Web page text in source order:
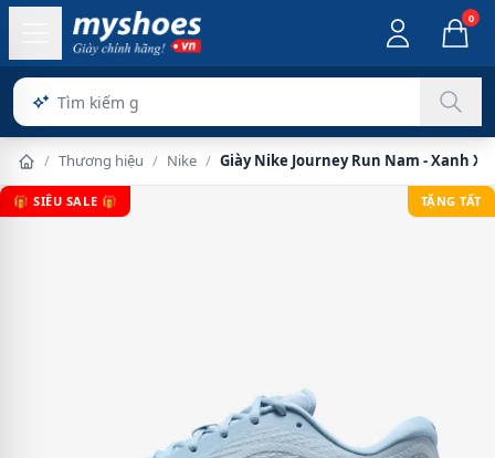
0
/ Thương hiệu / Nike / Giày Nike Journey Run Nam - Xanh
🎁 SIÊU SALE 🎁 TẶNG TẤT